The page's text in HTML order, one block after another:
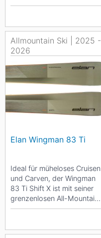
perfektioniert es.
Allmountain Ski | 2025 -
2026
Elan Wingman 83 Ti
Ideal für müheloses Cruisen
und Carven, der Wingman
83 Ti Shift X ist mit seiner
grenzenlosen All-Mountain
Performance absolut